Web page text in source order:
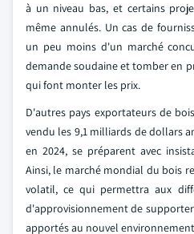
à un niveau bas, et certains
même annulés. Un cas de
un peu moins d'un marché
demande soudaine et tomber en
qui font monter les prix.
D'autres pays exportateurs de
vendu les 9,1 milliards de dollars
en 2024, se préparent avec
Ainsi, le marché mondial du bois
volatil, ce qui permettra aux
d'approvisionnement de
apportés au nouvel